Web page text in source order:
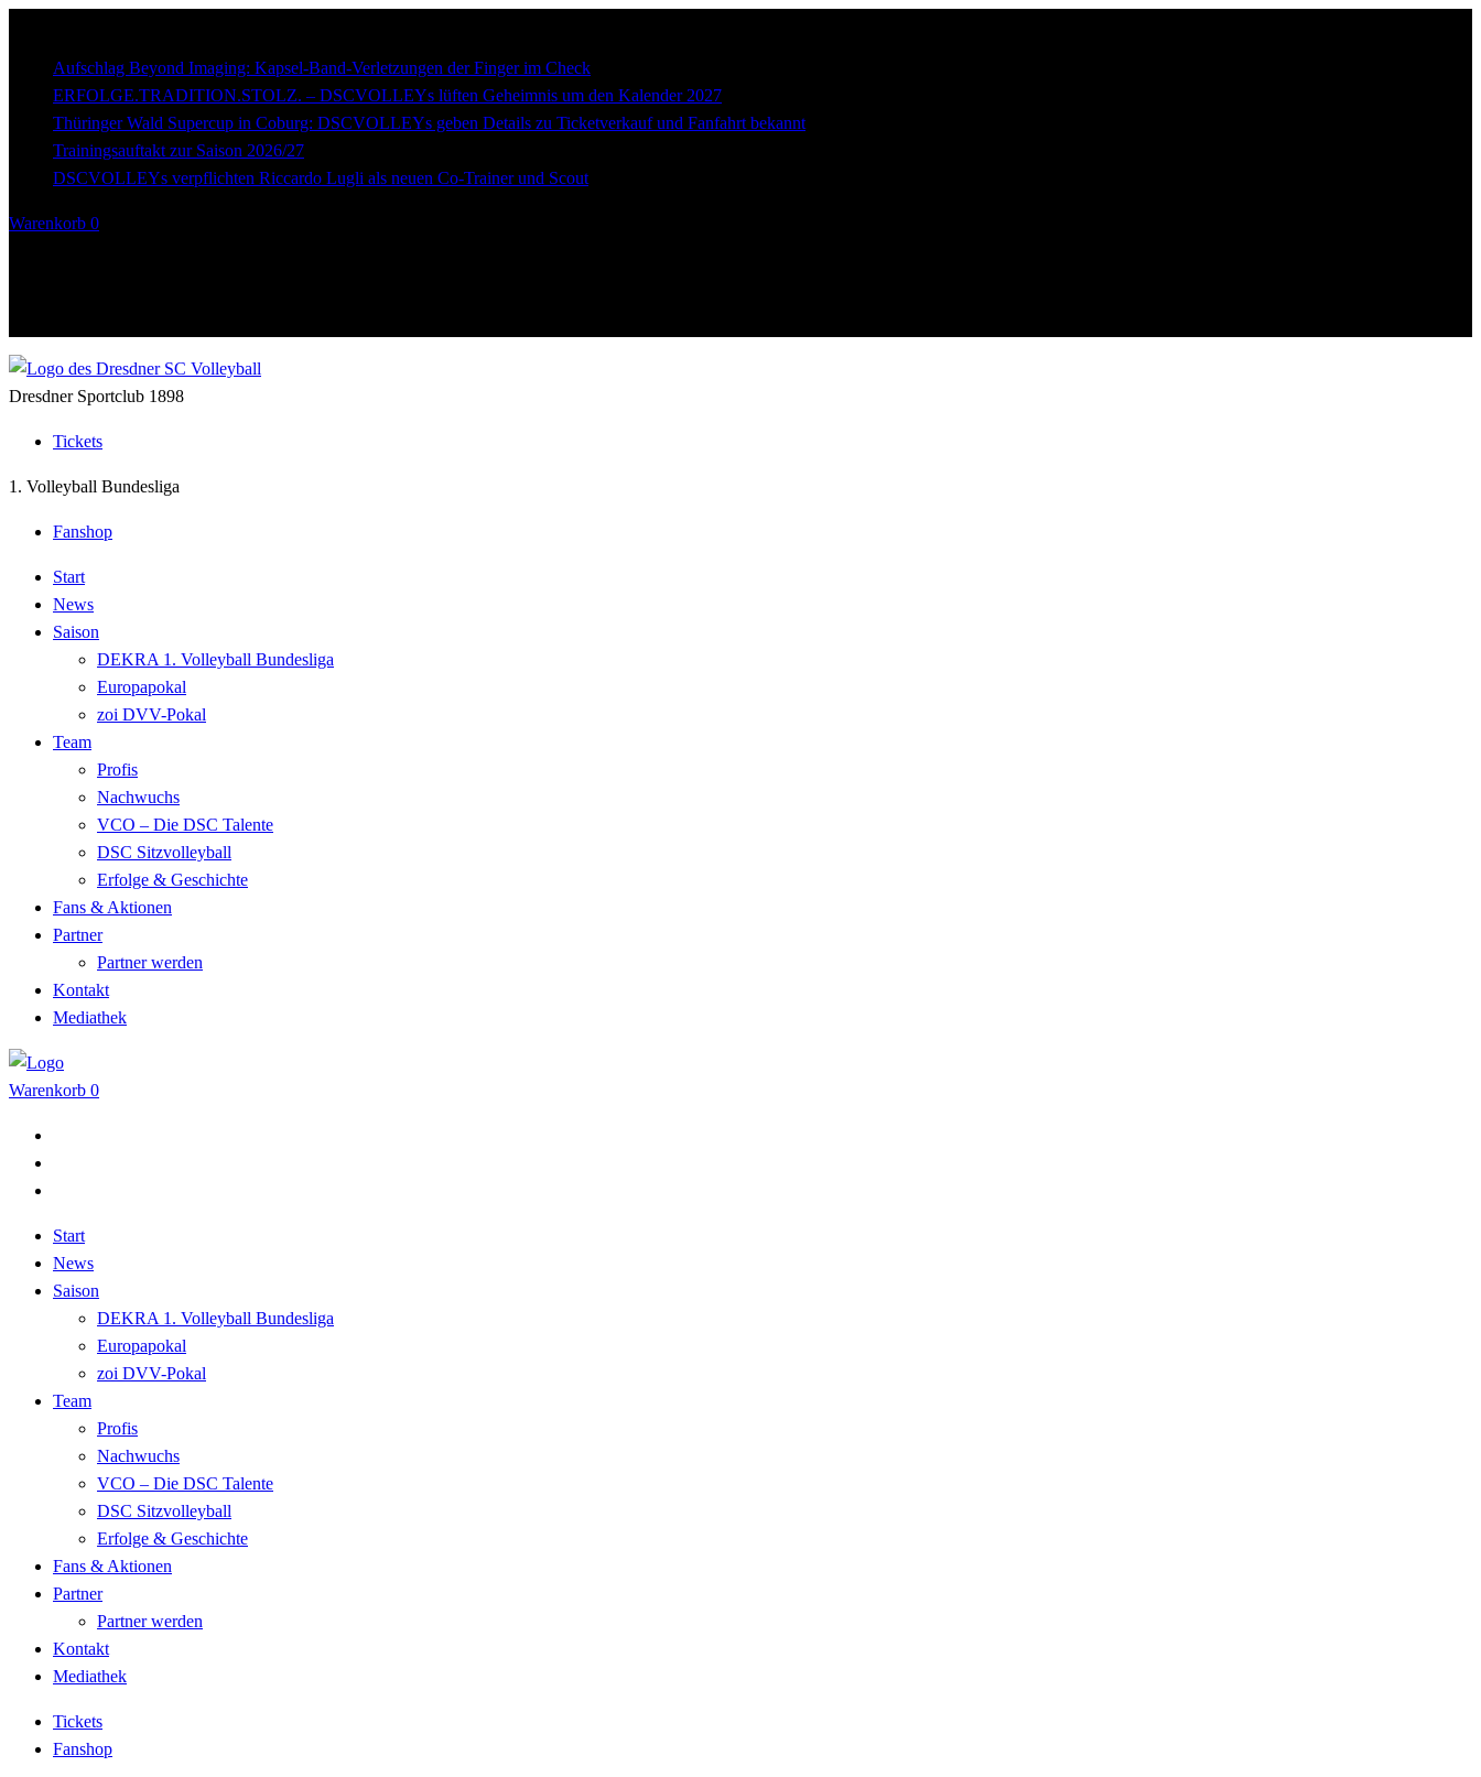
Aufschlag Beyond Imaging: Kapsel-Band-Verletzungen der Finger im Check
ERFOLGE.TRADITION.STOLZ. – DSCVOLLEYs lüften Geheimnis um den Kalender 2027
Thüringer Wald Supercup in Coburg: DSCVOLLEYs geben Details zu Ticketverkauf und Fanfahrt bekannt
Trainingsauftakt zur Saison 2026/27
DSCVOLLEYs verpflichten Riccardo Lugli als neuen Co-Trainer und Scout
Warenkorb 0
Dresdner Sportclub 1898
Tickets
1. Volleyball Bundesliga
Fanshop
Start
News
Saison
DEKRA 1. Volleyball Bundesliga
Europapokal
zoi DVV-Pokal
Team
Profis
Nachwuchs
VCO – Die DSC Talente
DSC Sitzvolleyball
Erfolge & Geschichte
Fans & Aktionen
Partner
Partner werden
Kontakt
Mediathek
Warenkorb 0
Start
News
Saison
DEKRA 1. Volleyball Bundesliga
Europapokal
zoi DVV-Pokal
Team
Profis
Nachwuchs
VCO – Die DSC Talente
DSC Sitzvolleyball
Erfolge & Geschichte
Fans & Aktionen
Partner
Partner werden
Kontakt
Mediathek
Tickets
Fanshop